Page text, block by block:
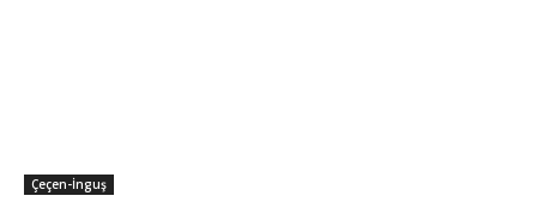
Çeçen-İnguş